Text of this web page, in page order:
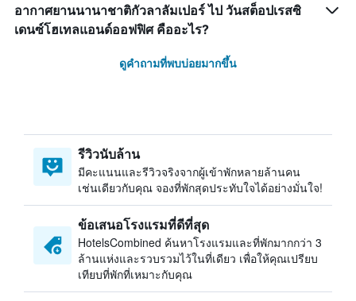
อากาศยานนานาชาติกัวลาลัมเปอร์ ไป วันสต็อปเรสซิ
เดนซ์โฮเทลแอนด์ออฟฟิศ คืออะไร?
ดูคำถามที่พบบ่อยมากขึ้น
รีวิวนับล้าน
มีคะแนนและรีวิวจริงจากผู้เข้าพักหลายล้านคน
เช่นเดียวกับคุณ จองที่พักสุดประทับใจได้อย่างมั่นใจ!
ข้อเสนอโรงแรมที่ดีที่สุด
HotelsCombined ค้นหาโรงแรมและที่พักมากกว่า 3
ล้านแห่งและรวบรวมไว้ในที่เดียว เพื่อให้คุณเปรียบ
เทียบที่พักที่เหมาะกับคุณ